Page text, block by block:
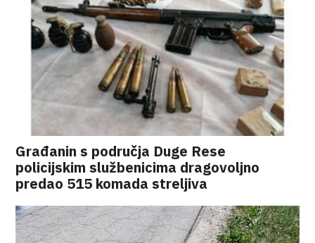
Građanin s područja Duge Rese
policijskim službenicima dragovoljno
predao 515 komada streljiva